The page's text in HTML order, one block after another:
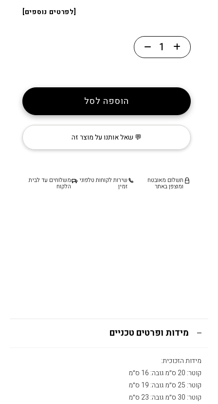
[לפרטים נוספים]
כמות
של
עם
בצבע
בד
הוספה לסל
💬 שאל אותנו על מוצר זה
תשלום מאובטח
ומוצפן באתר
שירות לקוחות טלפוני
זמין
משלוחים עד לבית
הלקוח
מידות ופרטים טכניים
מידות הזכוכית:
קוטר: 20 ס״מ גובה: 16 ס״מ
קוטר: 25 ס״מ גובה: 19 ס״מ
קוטר: 30 ס״מ גובה: 23 ס״מ